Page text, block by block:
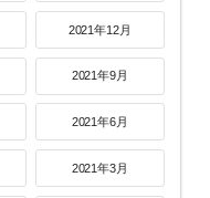
2021年12月
2021年9月
2021年6月
2021年3月